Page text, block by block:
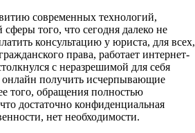
современных технологий,
того, что сегодня далеко не
консультацию у юриста, для всех,
права, работает интернет-
с неразрешимой для себя
получить исчерпывающие
того, обращения полностью
достаточно конфиденциальная
нет необходимости.